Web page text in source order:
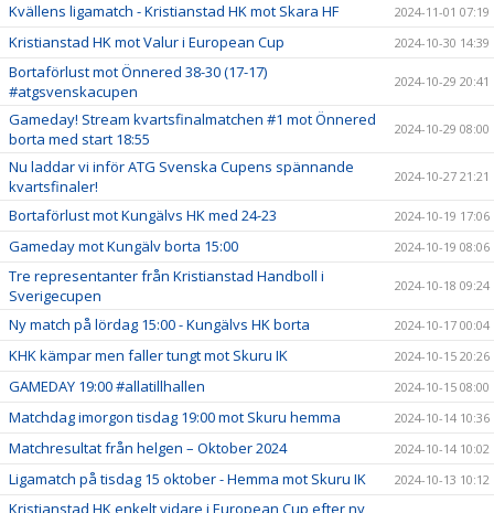
Kvällens ligamatch - Kristianstad HK mot Skara HF 2024-11-01 07:19
Kristianstad HK mot Valur i European Cup 2024-10-30 14:39
Bortaförlust mot Önnered 38-30 (17-17)
#atgsvenskacupen
2024-10-29 20:41
Gameday! Stream kvartsfinalmatchen #1 mot Önnered
borta med start 18:55
2024-10-29 08:00
Nu laddar vi inför ATG Svenska Cupens spännande
kvartsfinaler!
2024-10-27 21:21
Bortaförlust mot Kungälvs HK med 24-23 2024-10-19 17:06
Gameday mot Kungälv borta 15:00 2024-10-19 08:06
Tre representanter från Kristianstad Handboll i
Sverigecupen
2024-10-18 09:24
Ny match på lördag 15:00 - Kungälvs HK borta 2024-10-17 00:04
KHK kämpar men faller tungt mot Skuru IK 2024-10-15 20:26
GAMEDAY 19:00 #allatillhallen 2024-10-15 08:00
Matchdag imorgon tisdag 19:00 mot Skuru hemma 2024-10-14 10:36
Matchresultat från helgen – Oktober 2024 2024-10-14 10:02
Ligamatch på tisdag 15 oktober - Hemma mot Skuru IK 2024-10-13 10:12
Kristianstad HK enkelt vidare i European Cup efter ny